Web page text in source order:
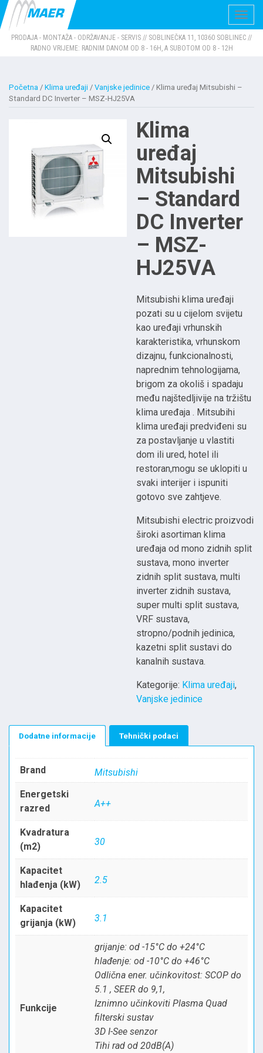
PRODAJA - MONTAŽA - ODRŽAVANJE - SERVIS // SOBLINEČKA 11, 10360 SOBLINEC //
RADNO VRIJEME: RADNIM DANOM OD 8 - 16H, A SUBOTOM OD 8 - 12H
Početna / Klima uređaji / Vanjske jedinice / Klima uređaj Mitsubishi –
Standard DC Inverter – MSZ-HJ25VA
Klima
uređaj
Mitsubishi
– Standard
DC Inverter
– MSZ-
HJ25VA
Mitsubishi klima uređaji
pozati su u cijelom svijetu
kao uređaji vrhunskih
karakteristika, vrhunskom
dizajnu, funkcionalnosti,
naprednim tehnologijama,
brigom za okoliš i spadaju
među najštedljivije na tržištu
klima uređaja . Mitsubihi
klima uređaji predviđeni su
za postavljanje u vlastiti
dom ili ured, hotel ili
restoran,mogu se uklopiti u
svaki interijer i ispuniti
gotovo sve zahtjeve.
Mitsubishi electric proizvodi
široki asortiman klima
uređaja od mono zidnih split
sustava, mono inverter
zidnih split sustava, multi
inverter zidnih sustava,
super multi split sustava,
VRF sustava,
stropno/podnih jedinica,
kazetni split sustavi do
kanalnih sustava.
Kategorije: Klima uređaji,
Vanjske jedinice
Dodatne informacije Tehnički podaci
Brand
Mitsubishi
Energetski
razred
A++
Kvadratura
(m2)
30
Kapacitet
hlađenja (kW)
2.5
Kapacitet
grijanja (kW)
3.1
Funkcije
grijanje: od -15°C do +24°C
hlađenje: od -10°C do +46°C
Odlična ener. učinkovitost: SCOP do
5.1 , SEER do 9,1,
Iznimno učinkoviti Plasma Quad
filterski sustav
3D I-See senzor
Tihi rad od 20dB(A)